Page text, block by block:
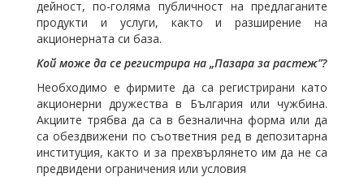
дейност, по-голяма публичност на предлаганите
продукти и услуги, както и разширение на
акционерната си база.
Кой може да се регистрира на „Пазара за растеж”?
Необходимо е фирмите да са регистрирани като
акционерни дружества в България или чужбина.
Акциите трябва да са в безналична форма или да
са обездвижени по съответния ред в депозитарна
институция, както и за прехвърлянето им да не са
предвидени ограничения или условия